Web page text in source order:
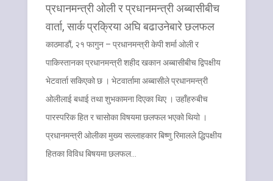
प्रधानमन्त्री ओली र प्रधानमन्त्री अब्बासीबीच
वार्ता, सार्क प्रक्रिया अघि बढाउनेबारे छलफल
काठमाडौं, २१ फागुन – प्रधानमन्त्री केपी शर्मा ओली र
पाकिस्तानका प्रधानमन्त्री शहीद खकान अब्बासीबीच द्विपक्षीय
भेटवार्ता सकिएको छ । भेटवार्तामा अब्बासीले प्रधानमन्त्री
ओलीलाई बधाई तथा शुभकामना दिएका थिए । उहाँहरुबीच
पारस्परिक हित र चासोका विषयमा छलफल भएको थियो ।
प्रधानमन्त्री ओलीका मुख्य सल्लाहकार बिष्णु रिमालले द्धिपक्षीय
हितका विविध बिषयमा छलफल…